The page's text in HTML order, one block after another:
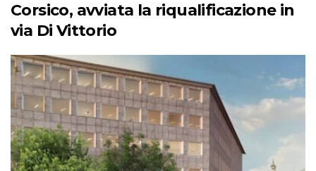
Corsico, avviata la riqualificazione in
via Di Vittorio